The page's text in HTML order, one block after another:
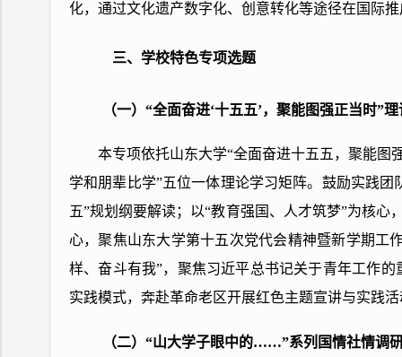
化，通过文化遗产数字化、创意转化等途径在国际
三、学校特色专项选题
（一）“全面奋进‘十五五’，聚能图强正当时”
本专项依托山东大学“全面奋进十五五，聚能图
学和朋辈比学”五位一体理论学习矩阵。鼓励实践
五”规划纲要解读；以“教育强国、人才筑梦”为核
心，聚焦山东大学第十五次党代会精神暨新学期工
样、奋斗有我”，聚焦习近平总书记关于青年工作
实践模式，奔赴革命老区开展红色主题宣讲与实践
（二）“山大学子眼中的……”系列国情社情调